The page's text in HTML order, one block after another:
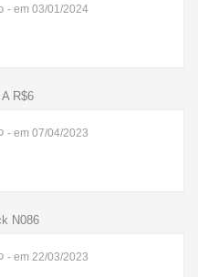
- em 03/01/2024
R$6
- em 07/04/2023
N086
- em 22/03/2023